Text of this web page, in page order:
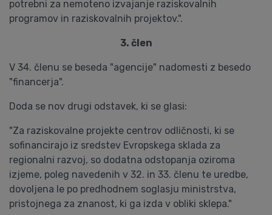
potrebni za nemoteno izvajanje raziskovalnih
programov in raziskovalnih projektov.".
3. člen
V 34. členu se beseda "agencije" nadomesti z besedo
"financerja".
Doda se nov drugi odstavek, ki se glasi:
"Za raziskovalne projekte centrov odličnosti, ki se
sofinancirajo iz sredstev Evropskega sklada za
regionalni razvoj, so dodatna odstopanja oziroma
izjeme, poleg navedenih v 32. in 33. členu te uredbe,
dovoljena le po predhodnem soglasju ministrstva,
pristojnega za znanost, ki ga izda v obliki sklepa."